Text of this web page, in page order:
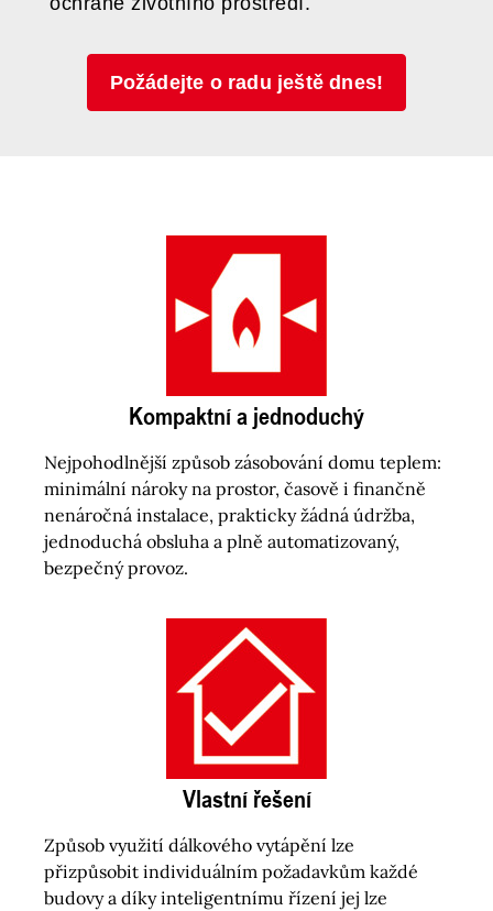
Požádejte o radu ještě dnes!
Kompaktní a jednoduchý
Nejpohodlnější způsob zásobování domu teplem:
minimální nároky na prostor, časově i finančně
nenáročná instalace, prakticky žádná údržba,
jednoduchá obsluha a plně automatizovaný,
bezpečný provoz.
Vlastní řešení
Způsob využití dálkového vytápění lze
přizpůsobit individuálním požadavkům každé
budovy a díky inteligentnímu řízení jej lze